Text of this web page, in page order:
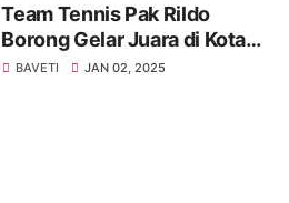
Team Tennis Pak Rildo
Borong Gelar Juara di Kota
Atlas
BAVETI JAN 02, 2025